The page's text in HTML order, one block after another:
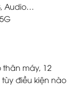
Audio…
máy, 12
điều kiện nào